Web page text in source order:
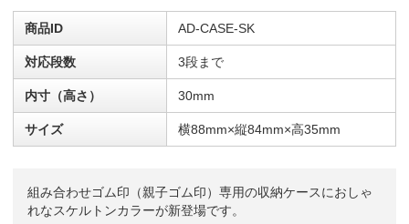
商品ID AD-CASE-SK
対応段数 3段まで
内寸（高さ） 30mm
サイズ 横88mm×縦84mm×高35mm
組み合わせゴム印（親子ゴム印）専用の収納ケースにおしゃ
れなスケルトンカラーが新登場です。